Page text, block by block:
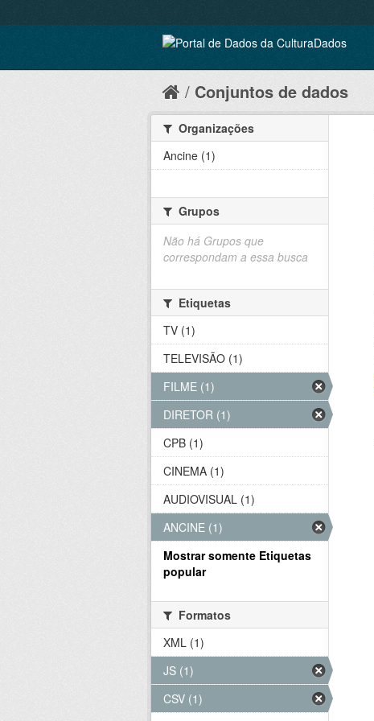
Conjuntos de dados
Organizações
Ancine (1)
Grupos
Não há Grupos que
correspondam a essa busca
Etiquetas
TV (1)
TELEVISÃO (1)
FILME (1)
DIRETOR (1)
CPB (1)
CINEMA (1)
AUDIOVISUAL (1)
ANCINE (1)
Mostrar somente Etiquetas
popular
Formatos
XML (1)
JS (1)
CSV (1)